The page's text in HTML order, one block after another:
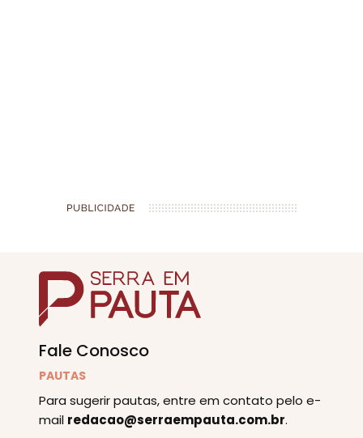
Fale Conosco
PAUTAS
Para sugerir pautas, entre em contato pelo e-
mail redacao@serraempauta.com.br.